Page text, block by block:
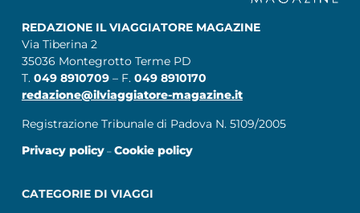
REDAZIONE IL VIAGGIATORE MAGAZINE
Via Tiberina 2
35036 Montegrotto Terme PD
T. 049 8910709 – F. 049 8910170
redazione@ilviaggiatore-magazine.it
Registrazione Tribunale di Padova N. 5109/2005
Privacy policy– Cookie policy
CATEGORIE DI VIAGGI